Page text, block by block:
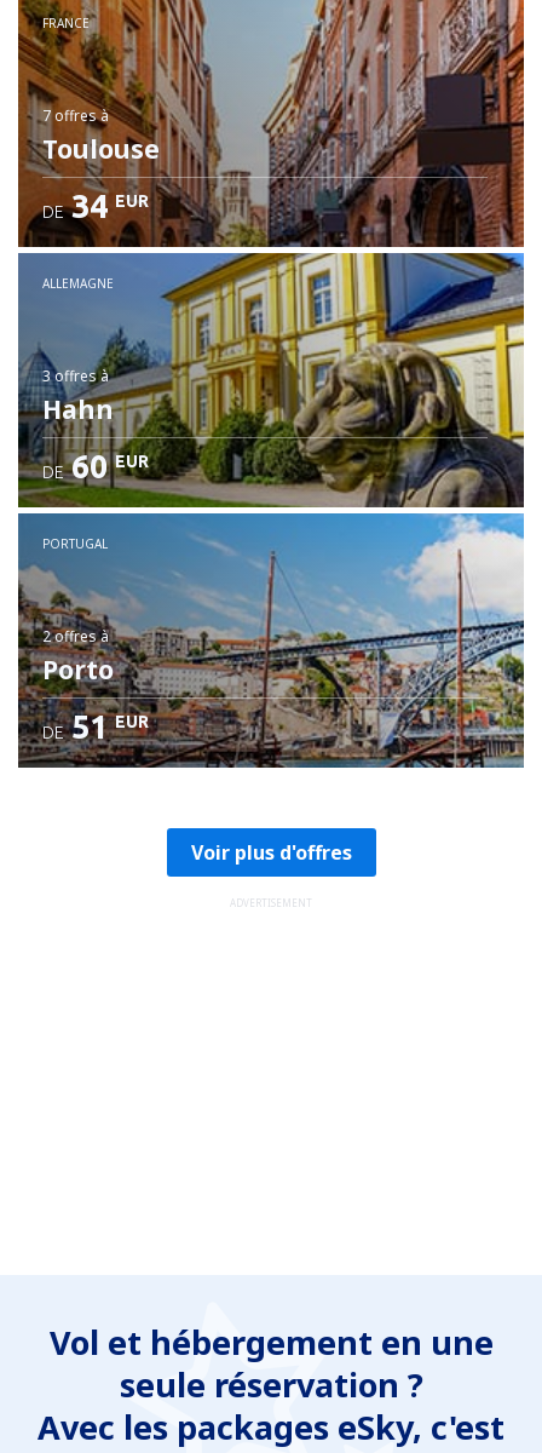
FRANCE
7 offresà
Toulouse
DE 34 EUR
ALLEMAGNE
3 offresà
Hahn
DE 60 EUR
PORTUGAL
2 offresà
Porto
DE 51 EUR
Voir plus d'offres
ADVERTISEMENT
Vol et hébergement en une
seule réservation ?
Avec les packages eSky, c'est